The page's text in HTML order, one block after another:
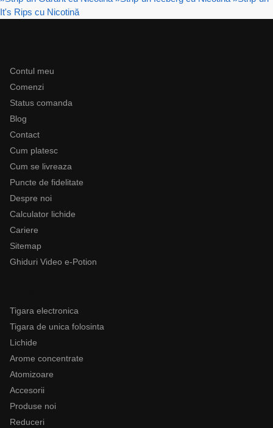
It's Rips cu Nicotină
Contul meu
Comenzi
Status comanda
Blog
Contact
Cum platesc
Cum se livreaza
Puncte de fidelitate
Despre noi
Calculator lichide
Cariere
Sitemap
Ghiduri Video e-Potion
Tigara electronica
Tigara de unica folosinta
Lichide
Arome concentrate
Atomizoare
Accesorii
Produse noi
Reduceri